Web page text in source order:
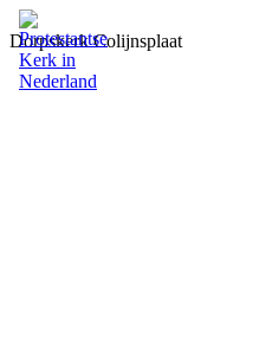
Dorpskerk Colijnsplaat